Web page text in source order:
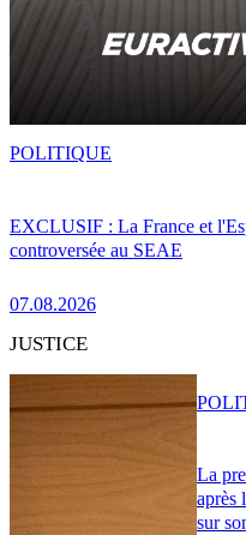
EXCLUSIF : La France et
controversée au SEAE
07.08.2026
POLITIQUE
JUSTICE
La
après
sur